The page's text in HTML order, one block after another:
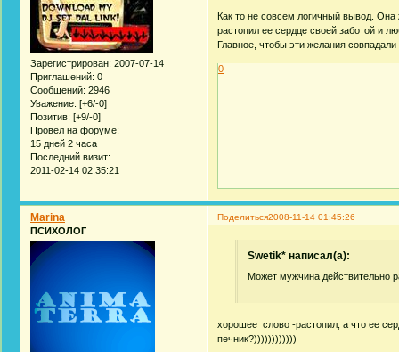
Зарегистрирован: 2007-07-14
Приглашений: 0
Сообщений: 2946
Уважение: [+6/-0]
Позитив: [+9/-0]
Провел на форуме:
15 дней 2 часа
Последний визит:
2011-02-14 02:35:21
Как то не совсем логичный вывод.
растопил ее сердце своей заботой и
Главное, чтобы эти желания
0
Поделиться2008-11-14 01:45:26
Marina
ПСИХОЛОГ
Swetik* написал(а):
Может мужчина действительно
хорошее слово -растопил, а что ее
печник?))))))))))))